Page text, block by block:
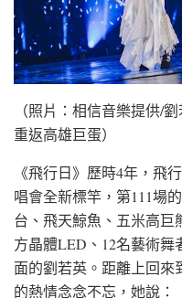
（照片：相信音樂提供/
重返高雄巨蛋）
《飛行日》歷時4年，飛
唱會全新標竿，第111場
台、飛天鯨魚、五米高巨
方晶體LED、12名藝術
面的劉若英。距離上回來
的熱情念念不忘，她說：